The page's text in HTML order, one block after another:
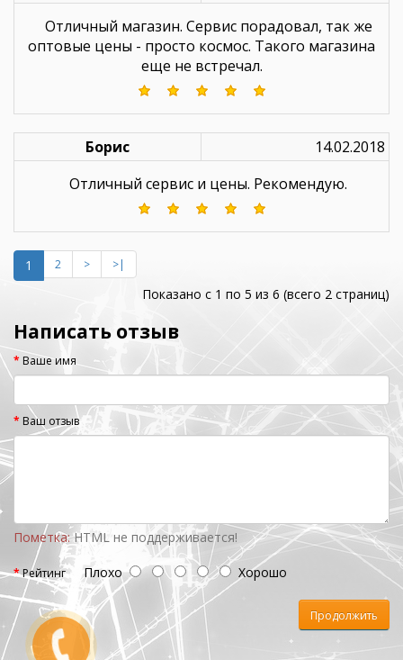
Отличный магазин. Сервис порадовал, так же
оптовые цены - просто космос. Такого магазина
еще не встречал.
Борис
14.02.2018
Отличный сервис и цены. Рекомендую.
1 2 > >|
Показано с 1 по 5 из 6 (всего 2 страниц)
Написать отзыв
Ваше имя
Ваш отзыв
Пометка:HTML не поддерживается!
РейтингПлохо Хорошо
Продолжить